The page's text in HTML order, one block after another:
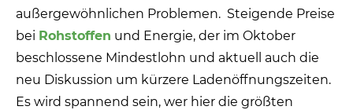
außergewöhnlichen Problemen. Steigende Preise
bei Rohstoffen und Energie, der im Oktober
beschlossene Mindestlohn und aktuell auch die
neu Diskussion um kürzere Ladenöffnungszeiten.
Es wird spannend sein, wer hier die größten